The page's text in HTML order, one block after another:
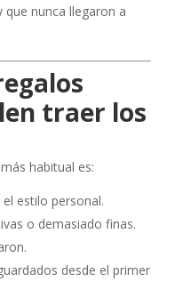
nunca llegaron a
traer los
habitual es:
estilo personal.
o demasiado finas.
desde el primer